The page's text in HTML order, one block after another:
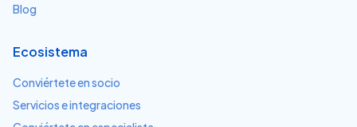
Blog
Ecosistema
Conviértete en socio
Servicios e integraciones